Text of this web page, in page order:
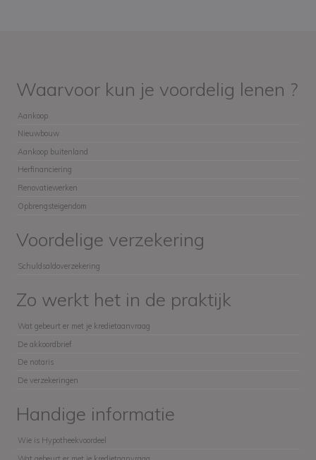
Waarvoor kun je voordelig lenen ?
Aankoop
Nieuwbouw
Aankoop buitenland
Herfinanciering
Renovatiewerken
Opbrengsteigendom
Voordelige verzekering
Schuldsaldoverzekering
Zo werkt het in de praktijk
Wat gebeurt er met je kredietaanvraag
De akkoordbrief
De notaris
De verzekeringen
Handige informatie
Wie is Hypotheekvoordeel